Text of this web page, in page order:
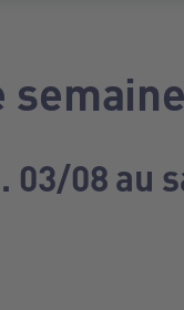
03/08 au